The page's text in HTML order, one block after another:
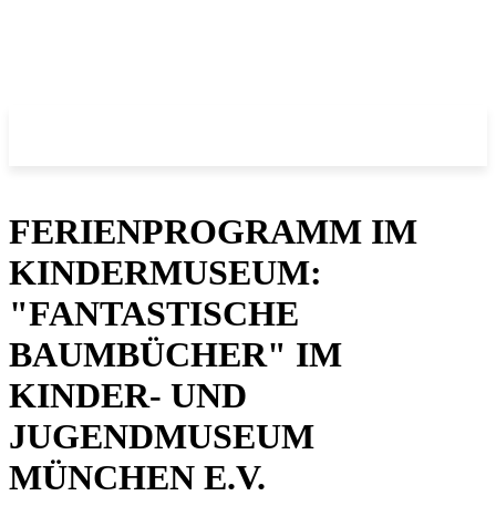
FERIENPROGRAMM IM
KINDERMUSEUM:
"FANTASTISCHE
BAUMBÜCHER" IM
KINDER- UND
JUGENDMUSEUM
MÜNCHEN E.V.